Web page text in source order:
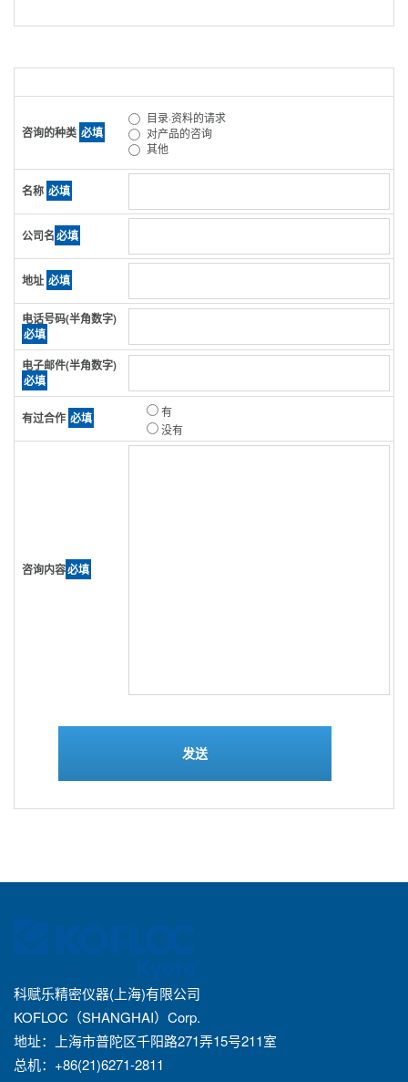
咨询的种类 必填
目录·资料的请求
对产品的咨询
其他
名称 必填
公司名必填
地址 必填
电话号码(半角数字)
必填
电子邮件(半角数字)
必填
有过合作 必填
有
没有
咨询内容必填
科赋乐精密仪器(上海)有限公司
KOFLOC（SHANGHAI）Corp.
地址：上海市普陀区千阳路271弄15号211室
总机：+86(21)6271-2811